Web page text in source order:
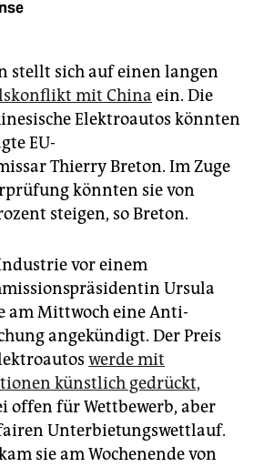
stellt sich auf einen langen
mit China ein. Die
Elektroautos könnten
EU-
Thierry Breton. Im Zuge
könnten sie von
steigen, so Breton.
vor einem
Ursula
am Mittwoch eine Anti-
angekündigt. Der Preis
werde mit
künstlich gedrückt,
offen für Wettbewerb, aber
Unterbietungswettlauf.
sie am Wochenende von